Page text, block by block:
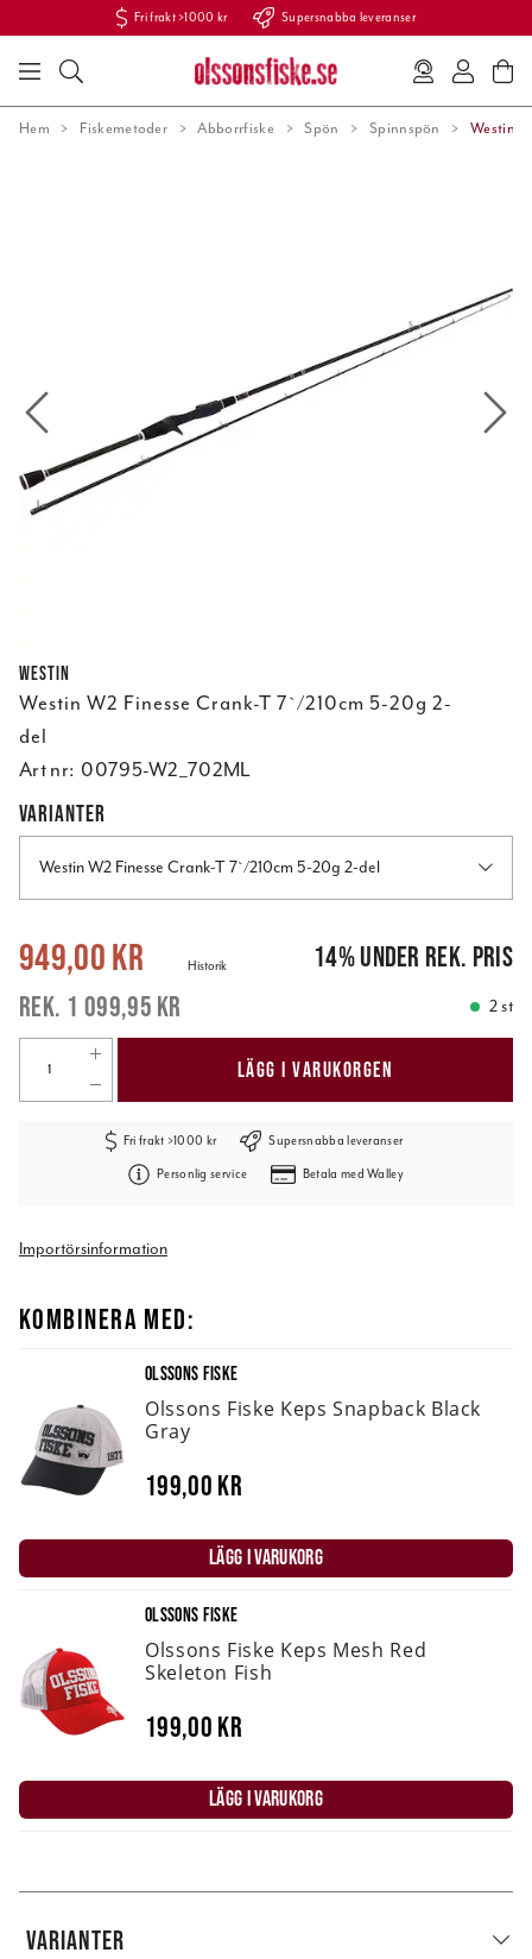
Fri frakt >1000 kr Supersnabba leveranser
Hem Fiskemetoder Abborrfiske Spön Spinnspön Westin
Westin
Westin W2 Finesse Crank-T 7`/210cm 5-20g 2-
del
Art nr: 00795-W2_702ML
VARIANTER
Westin W2 Finesse Crank-T 7`/210cm 5-20g 2-del
Nuvarande pris:949,00 kr 1 099,95 kr
949,00 kr
1 099,95 kr
Historik 14%under rek. pris
2 st
LÄGG I VARUKORGEN
Fri frakt >1000 kr Supersnabba leveranser
Personlig service Betala med Walley
Importörsinformation
KOMBINERA MED:
OLSSONS FISKE
Olssons Fiske Keps Snapback Black
Gray
199,00 kr
LÄGG I VARUKORG
OLSSONS FISKE
Olssons Fiske Keps Mesh Red
Skeleton Fish
199,00 kr
LÄGG I VARUKORG
VARIANTER